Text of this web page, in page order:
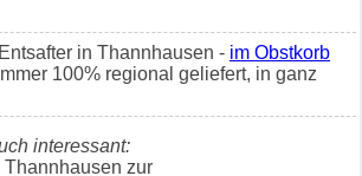
in Thannhausen - im Obstkorb
100% regional geliefert, in ganz
interessant:
zur